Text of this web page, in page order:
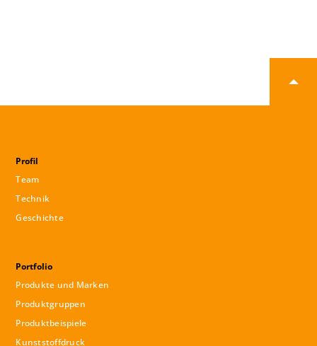
Profil
Team
Technik
Geschichte
Portfolio
Produkte und Marken
Produktgruppen
Produktbeispiele
Kunststoffdruck